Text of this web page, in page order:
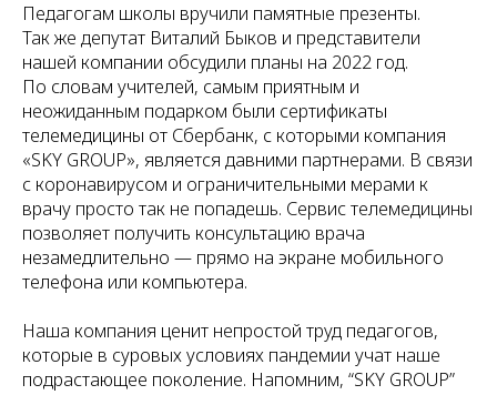
Педагогам школы вручили памятные презенты.
Так же депутат Виталий Быков и представители
нашей компании обсудили планы на 2022 год.
По словам учителей, самым приятным и
неожиданным подарком были сертификаты
телемедицины от Сбербанк, с которыми компания
«SKY GROUP», является давними партнерами. В связи
с коронавирусом и ограничительными мерами к
врачу просто так не попадешь. Сервис телемедицины
позволяет получить консультацию врача
незамедлительно — прямо на экране мобильного
телефона или компьютера.
Наша компания ценит непростой труд педагогов,
которые в суровых условиях пандемии учат наше
подрастающее поколение. Напомним, “SKY GROUP”